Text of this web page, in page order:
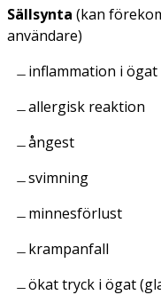
Sällsynta (kan
användare)
inflammation i ögat
allergisk reaktion
ångest
svimning
minnesförlust
krampanfall
ökat tryck i ögat (